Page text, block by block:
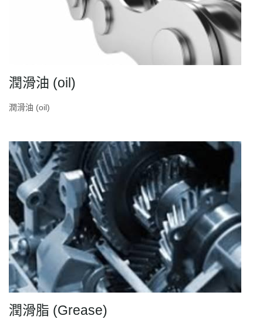
潤滑油 (oil)
潤滑油 (oil)
潤滑脂 (Grease)